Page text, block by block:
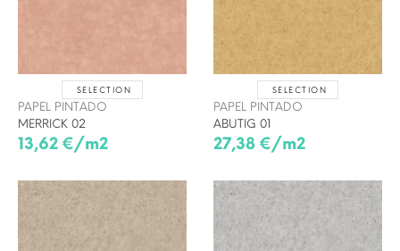
SELECTION
PAPEL PINTADO
MERRICK 02
13,62 €/m2
SELECTION
PAPEL PINTADO
ABUTIG 01
27,38 €/m2